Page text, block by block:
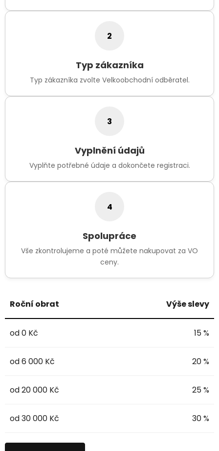
2
Typ zákazníka
Typ zákazníka zvolte Velkoobchodní odběratel.
3
Vyplnění údajů
Vyplňte potřebné údaje a dokončete registraci.
4
Spolupráce
Vše zkontrolujeme a poté můžete nakupovat za VO
ceny.
Roční obrat Výše slevy
od 0 Kč 15 %
od 6 000 Kč 20 %
od 20 000 Kč 25 %
od 30 000 Kč 30 %